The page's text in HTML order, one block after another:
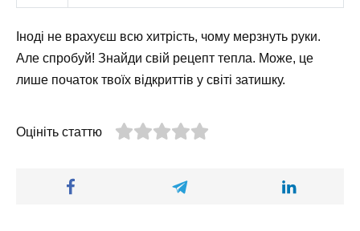
Іноді не врахуєш всю хитрість, чому мерзнуть руки.
Але спробуй! Знайди свій рецепт тепла. Може, це
лише початок твоїх відкриттів у світі затишку.
Оцініть статтю